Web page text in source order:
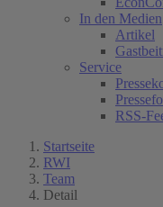
In den Medien
Artikel
Service
RSS-
Startseite
RWI
Team
Detail